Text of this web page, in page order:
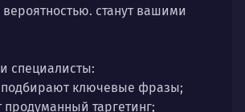
станут вашими
специалисты:
подбирают ключевые фразы;
продуманный таргетинг;